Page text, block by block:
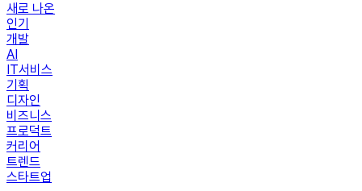
새로 나온
인기
개발
AI
IT서비스
기획
디자인
비즈니스
프로덕트
커리어
트렌드
스타트업